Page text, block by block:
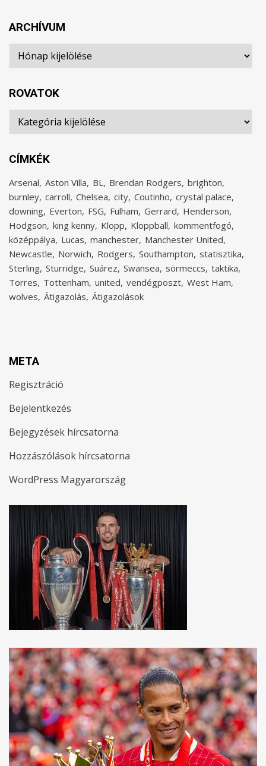
ARCHÍVUM
Archívum
ROVATOK
Rovatok
CÍMKÉK
Arsenal Aston Villa BL Brendan Rodgers brighton
burnley carroll Chelsea city Coutinho crystal palace
downing Everton FSG Fulham Gerrard Henderson
Hodgson king kenny Klopp Kloppball kommentfogó
középpálya Lucas manchester Manchester United
Newcastle Norwich Rodgers Southampton statisztika
Sterling Sturridge Suárez Swansea sörmeccs taktika
Torres Tottenham united vendégposzt West Ham
wolves Átigazolás Átigazolások
META
Regisztráció
Bejelentkezés
Bejegyzések hírcsatorna
Hozzászólások hírcsatorna
WordPress Magyarország